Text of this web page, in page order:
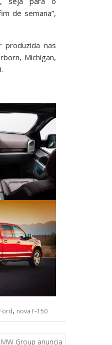
de semana”,
produzida nas
Michigan,
Ford, nova F-150
Group anuncia